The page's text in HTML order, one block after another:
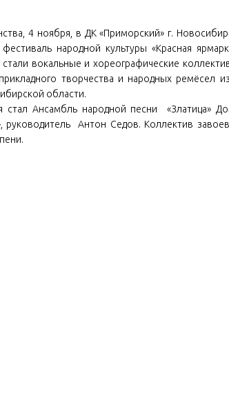
4 ноября, в ДК «Приморский» г.
народной культуры «Красная
вокальные и хореографические
творчества и народных ремёсел
области.
стал Ансамбль народной песни «Златица»
руководитель Антон Седов. Коллектив